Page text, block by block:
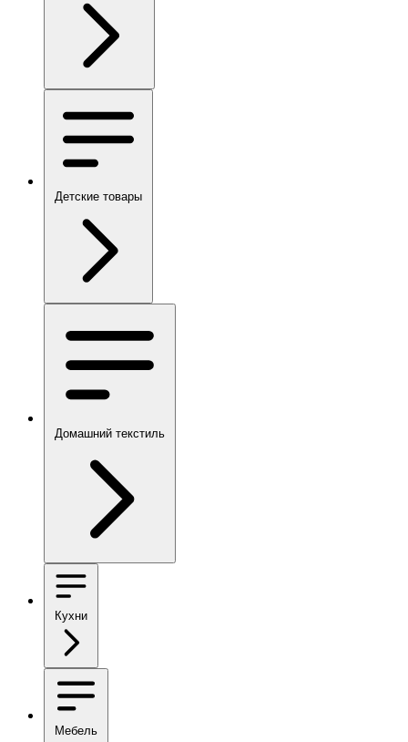
Детские товары
Домашний текстиль
Кухни
Мебель